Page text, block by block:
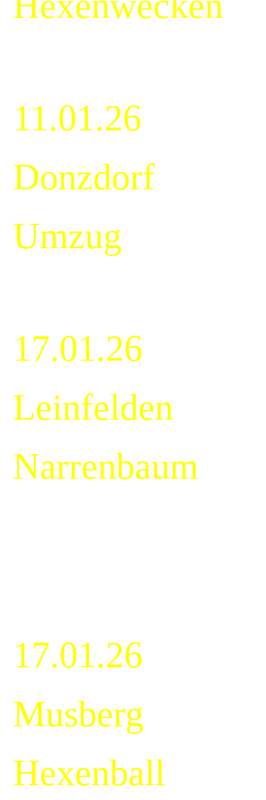
11.01.26
Donzdorf
Umzug
17.01.26
Leinfelden
Narrenbaum
17.01.26
Musberg
Hexenball